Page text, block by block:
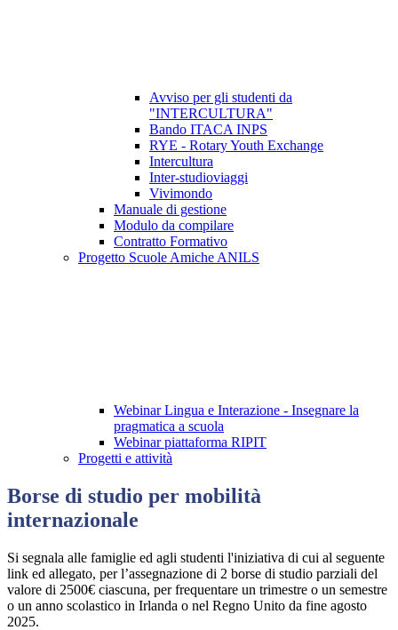
Avviso per gli studenti da
"INTERCULTURA"
Bando ITACA INPS
RYE - Rotary Youth Exchange
Intercultura
Inter-studioviaggi
Vivimondo
Manuale di gestione
Modulo da compilare
Contratto Formativo
Progetto Scuole Amiche ANILS
Webinar Lingua e Interazione - Insegnare la
pragmatica a scuola
Webinar piattaforma RIPIT
Progetti e attività
Borse di studio per mobilità
internazionale
Si segnala alle famiglie ed agli studenti l'iniziativa di cui al seguente
link ed allegato, per l’assegnazione di 2 borse di studio parziali del
valore di 2500€ ciascuna, per frequentare un trimestre o un semestre
o un anno scolastico in Irlanda o nel Regno Unito da fine agosto
2025.